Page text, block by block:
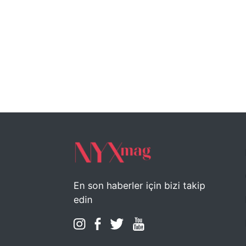
En son haberler için bizi takip
edin